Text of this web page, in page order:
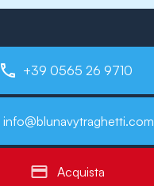
+39 0565 26 9710
info@blunavytraghetti.com
Acquista